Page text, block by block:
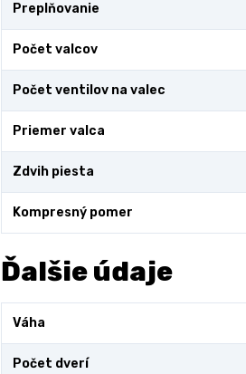
Preplňovanie
Počet valcov
Počet ventilov na valec
Priemer valca
Zdvih piesta
Kompresný pomer
Ďalšie údaje
Váha
Počet dverí